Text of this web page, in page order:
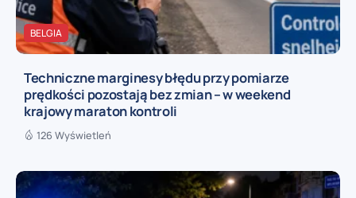
BELGIA
Techniczne marginesy błędu przy pomiarze
prędkości pozostają bez zmian – w weekend
krajowy maraton kontroli
126 Wyświetleń